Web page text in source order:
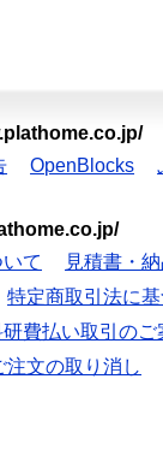
OpenBlocks
て
見積書・
特定商取引法に
費払い取引のご
注文の取り消し